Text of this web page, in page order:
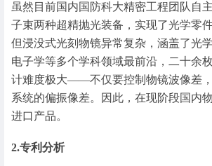
虽然目前国内国防科大精密工程团队自
子束两种超精抛光装备，实现了光学零
但浸没式光刻物镜异常复杂，涵盖了光
电子学等多个学科领域最前沿，二十余
计难度极大——不仅要控制物镜波像差
系统的偏振像差。因此，在现阶段国内
进口产品。
2.专利分析